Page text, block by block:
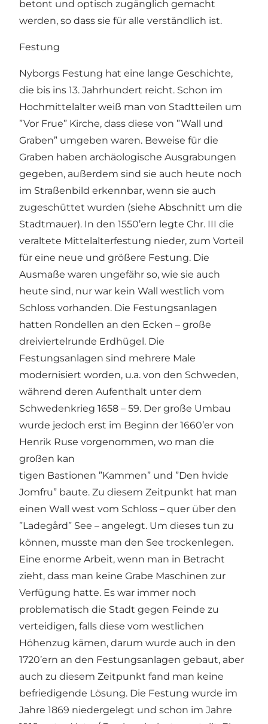
betont und optisch zugänglich gemacht
werden, so dass sie für alle verständlich ist.
Festung
Nyborgs Festung hat eine lange Geschichte,
die bis ins 13. Jahrhundert reicht. Schon im
Hochmittelalter weiß man von Stadtteilen um
”Vor Frue” Kirche, dass diese von ”Wall und
Graben” umgeben waren. Beweise für die
Graben haben archäologische Ausgrabungen
gegeben, außerdem sind sie auch heute noch
im Straßenbild erkennbar, wenn sie auch
zugeschüttet wurden (siehe Abschnitt um die
Stadtmauer). In den 1550’ern legte Chr. III die
veraltete Mittelalterfestung nieder, zum Vorteil
für eine neue und größere Festung. Die
Ausmaße waren ungefähr so, wie sie auch
heute sind, nur war kein Wall westlich vom
Schloss vorhanden. Die Festungsanlagen
hatten Rondellen an den Ecken – große
dreiviertelrunde Erdhügel. Die
Festungsanlagen sind mehrere Male
modernisiert worden, u.a. von den Schweden,
während deren Aufenthalt unter dem
Schwedenkrieg 1658 – 59. Der große Umbau
wurde jedoch erst im Beginn der 1660’er von
Henrik Ruse vorgenommen, wo man die
großen kan
tigen Bastionen ”Kammen” und ”Den hvide
Jomfru” baute. Zu diesem Zeitpunkt hat man
einen Wall west vom Schloss – quer über den
”Ladegård” See – angelegt. Um dieses tun zu
können, musste man den See trockenlegen.
Eine enorme Arbeit, wenn man in Betracht
zieht, dass man keine Grabe Maschinen zur
Verfügung hatte. Es war immer noch
problematisch die Stadt gegen Feinde zu
verteidigen, falls diese vom westlichen
Höhenzug kämen, darum wurde auch in den
1720’ern an den Festungsanlagen gebaut, aber
auch zu diesem Zeitpunkt fand man keine
befriedigende Lösung. Die Festung wurde im
Jahre 1869 niedergelegt und schon im Jahre